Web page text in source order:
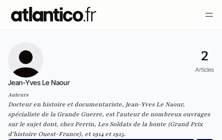
2
Articles
Jean-Yves Le Naour
Auteurs
Docteur en histoire et documentariste, Jean-Yves Le Naour,
spécialiste de la Grande Guerre, est l'auteur de nombreux ouvrages
sur le sujet dont, chez Perrin, Les Soldats de la honte (Grand Prix
d'histoire Ouest-France), et1914 et1915.